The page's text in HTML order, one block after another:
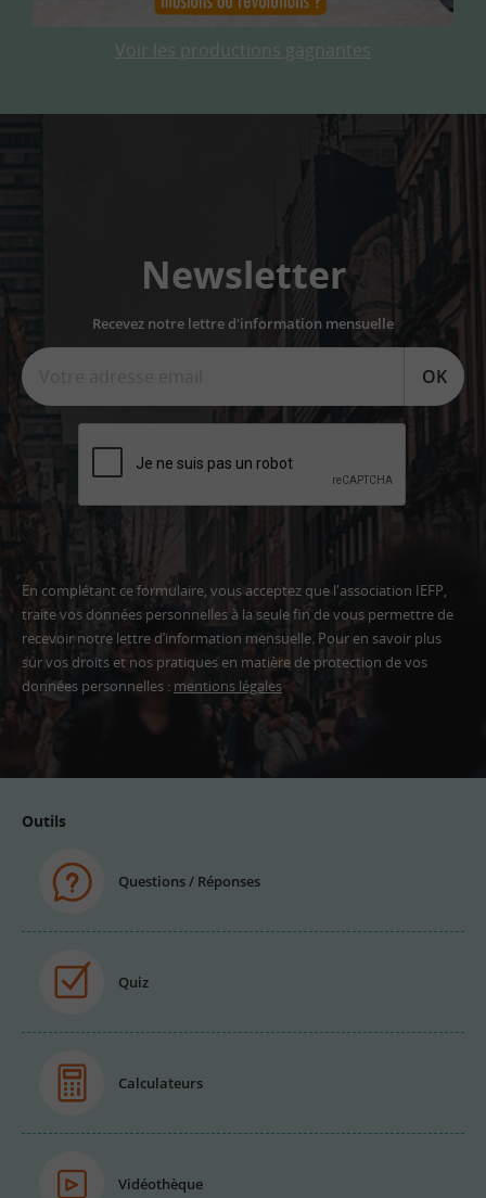
Voir les productions gagnantes
Newsletter
Recevez notre lettre d'information mensuelle
OK
En complétant ce formulaire, vous acceptez que l'association IEFP,
traite vos données personnelles à la seule fin de vous permettre de
recevoir notre lettre d’information mensuelle. Pour en savoir plus
sur vos droits et nos pratiques en matière de protection de vos
données personnelles : mentions légales
Outils
Questions / Réponses
Quiz
Calculateurs
Vidéothèque